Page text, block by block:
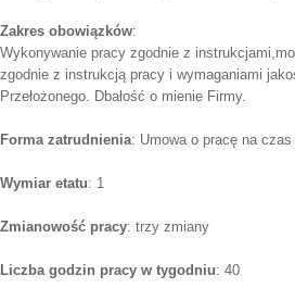
Zakres obowiązków:
Wykonywanie pracy zgodnie z
zgodnie z instrukcją pracy i wymaganiami
Przełożonego. Dbałość o mienie Firmy.
Forma zatrudnienia: Umowa o pracę na
Wymiar etatu: 1
Zmianowość pracy: trzy zmiany
Liczba godzin pracy w tygodniu: 40